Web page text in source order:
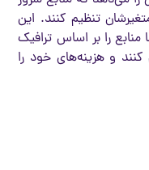
تنظیم کنند. این
منابع را بر اساس ترافیک
و هزینه‌های خود را